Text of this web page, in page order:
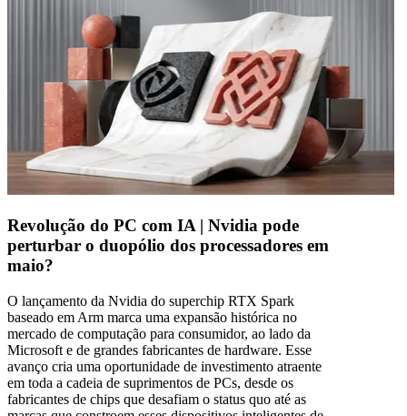
Revolução do PC com IA | Nvidia pode
perturbar o duopólio dos processadores em
maio?
O lançamento da Nvidia do superchip RTX Spark
baseado em Arm marca uma expansão histórica no
mercado de computação para consumidor, ao lado da
Microsoft e de grandes fabricantes de hardware. Esse
avanço cria uma oportunidade de investimento atraente
em toda a cadeia de suprimentos de PCs, desde os
fabricantes de chips que desafiam o status quo até as